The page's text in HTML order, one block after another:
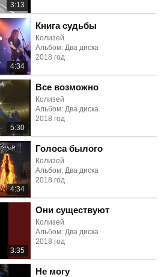
3:13
4:34
Книга судьбы
Колизей
Альбом: Два диска
2018 год
5:30
Все возможно
Колизей
Альбом: Два диска
2018 год
4:34
Голоса былого
Колизей
Альбом: Два диска
2018 год
3:35
Они существуют
Колизей
Альбом: Два диска
2018 год
Не могу